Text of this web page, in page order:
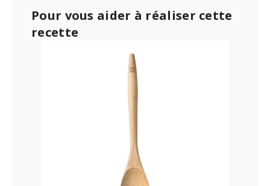
Pour vous aider à réaliser cette
recette